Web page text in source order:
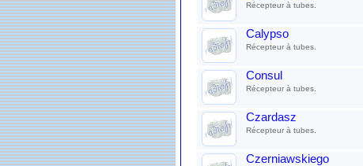
Récepteur à tubes.
Calypso
Récepteur à tubes.
Consul
Récepteur à tubes.
Czardasz
Récepteur à tubes.
Czerniawskiego